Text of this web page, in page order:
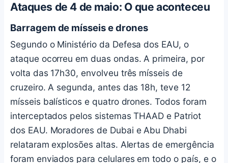
Ataques de 4 de maio: O que aconteceu
Barragem de mísseis e drones
Segundo o Ministério da Defesa dos EAU, o
ataque ocorreu em duas ondas. A primeira, por
volta das 17h30, envolveu três mísseis de
cruzeiro. A segunda, antes das 18h, teve 12
mísseis balísticos e quatro drones. Todos foram
interceptados pelos sistemas THAAD e Patriot
dos EAU. Moradores de Dubai e Abu Dhabi
relataram explosões altas. Alertas de emergência
foram enviados para celulares em todo o país, e o